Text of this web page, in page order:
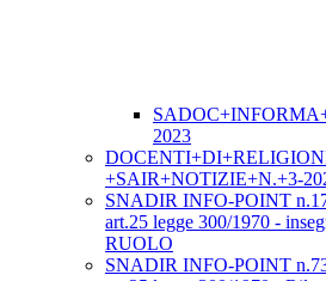
2023
+SAIR+NOTIZIE+N.+3-
SNADIR INFO-POINT
art.25 legge 300/1970 -
RUOLO
SNADIR INFO-POINT